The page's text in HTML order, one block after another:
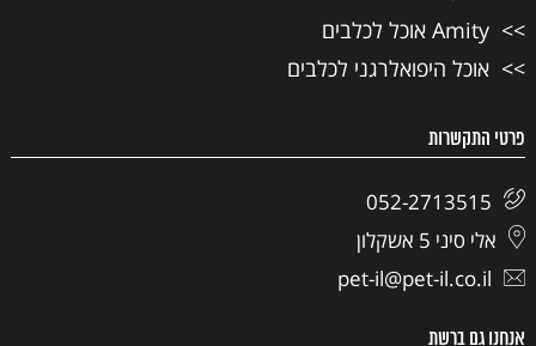
Amity אוכל לכלבים
אוכל היפואלרגני לכלבים
פרטי התקשרות
052-2713515
אלי סיני 5 אשקלון
pet-il@pet-il.co.il
אנחנו גם ברשת